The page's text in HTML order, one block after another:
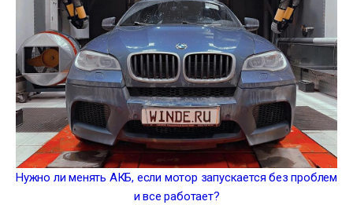
Нужно ли менять АКБ, если мотор запускается без проблем
и все работает?